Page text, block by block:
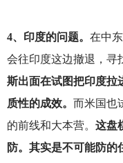
4、印度的问题。 在中
会往印度这边撤退，寻
斯出面在试图把印度拉
质性的成效。 而米国也
的前线和大本营。 这盘
防。其实是不可能防